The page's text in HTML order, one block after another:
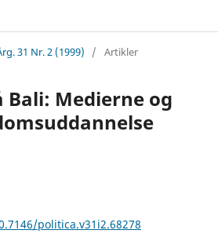
31 Nr. 2 (1999) / Artikler
Bali: Medierne og
politica.v31i2.68278